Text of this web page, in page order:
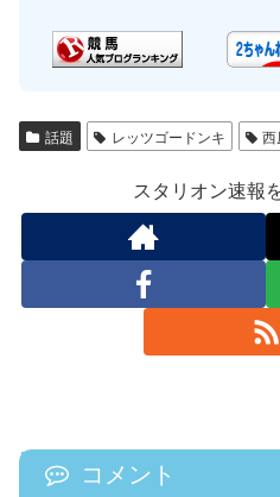
話題 レッツゴードンキ 西
スタリオン速報
コメント